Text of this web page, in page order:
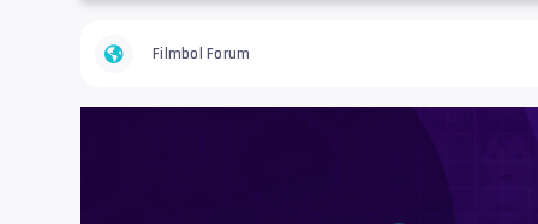
Filmbol Forum